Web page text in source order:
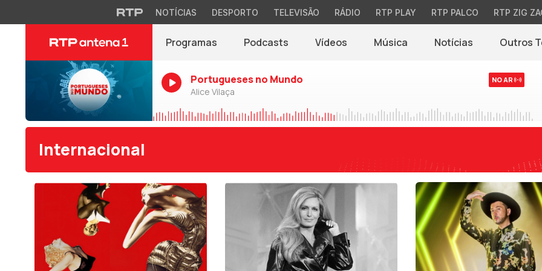
NOTÍCIAS DESPORTO TELEVISÃO RÁDIO RTP PLAY RTP PALCO RTP ZIG
Programas Podcasts Vídeos Música Notícias(abre em nova
Outros
Portugueses no Mundo
Alice Vilaça
NO AR
Internacional